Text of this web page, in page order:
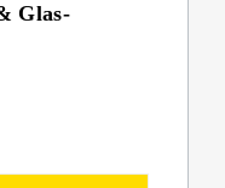
Glas-